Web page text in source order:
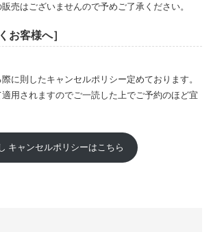
売はございませんので予めご了承ください。
お客様へ］
に則したキャンセルポリシー定めております。
用されますのでご一読した上でご予約のほど宜
キャンセルポリシーはこちら